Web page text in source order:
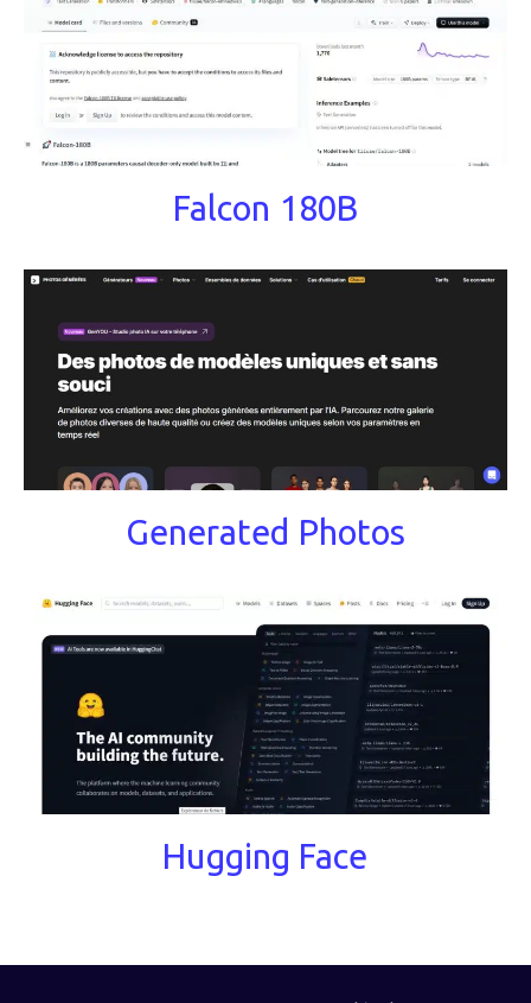
Falcon 180B
Generated Photos
Hugging Face